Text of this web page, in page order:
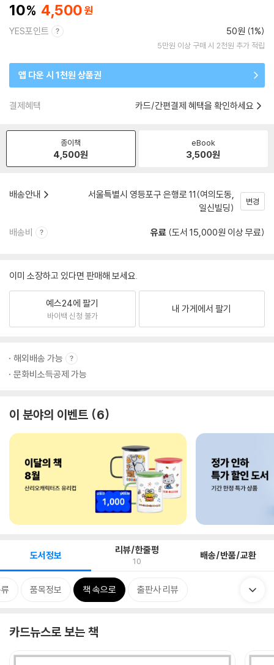
10 4,500
YES포인트 50원 (1%)
5만원 이상 구매 시 2천원 추가 적립
앱 다운 시 1천원 상품권
결제혜택 카드/간편결제 혜택을 확인하세요
종이책
4,500원
eBook
3,500원
배송안내
서울특별시 영등포구 은행로 11(여의도동,
일신빌딩)
변경
배송비 유료 (도서 15,000원 이상 무료)
이미 소장하고 있다면 판매해 보세요.
예스24에 팔기
바이백 신청 불가
내 가게에서 팔기
해외배송 가능
문화비소득공제 가능
이 분야의 이벤트 6
도서정보 리뷰/한줄평
10 배송/반품/교환
품목정보 책 속으로 출판사 리뷰
카드뉴스로 보는 책